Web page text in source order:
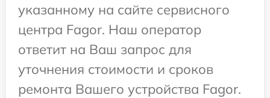
указанному на сайте сервисного
центра Fagor. Наш оператор
ответит на Ваш запрос для
уточнения стоимости и сроков
ремонта Вашего устройства Fagor.